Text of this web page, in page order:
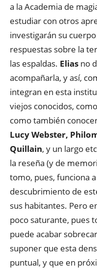
a la Academia de
estudiar con otros
investigarán su
respuestas sobre la
las espaldas. Elias no
acompañarla, y así,
integran en esta
viejos conocidos, como
como también
Lucy Webster,
Quillain, y un largo
la reseña (y de
tomo, pues, funciona
descubrimiento de
sus habitantes. Pero
poco saturante, pues
puede acabar
suponer que esta
puntual, y que en